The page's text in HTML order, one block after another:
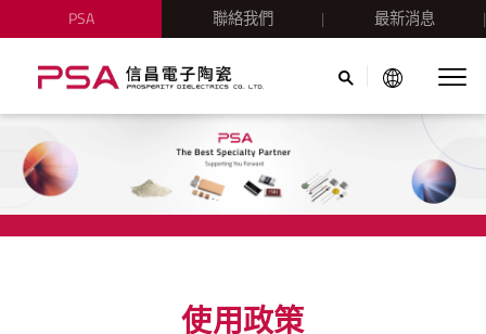
PSA 聯絡我們 最新消息
使用政策